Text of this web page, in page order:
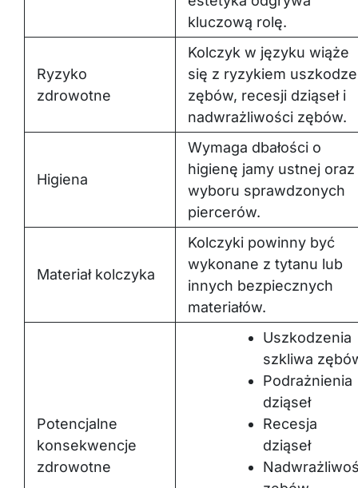
kluczową rolę.
zdrowotne
Kolczyk w języku wiąże
się z ryzykiem
zębów, recesji dziąseł i
nadwrażliwości zębów.
Higiena
Wymaga dbałości o
higienę jamy ustnej oraz
wyboru sprawdzonych
piercerów.
Materiał kolczyka
Kolczyki powinny być
wykonane z tytanu lub
innych bezpiecznych
materiałów.
Potencjalne
konsekwencje
zdrowotne
Uszkodzenia
szkliwa
Podrażnienia
dziąseł
Recesja
dziąseł
zębów